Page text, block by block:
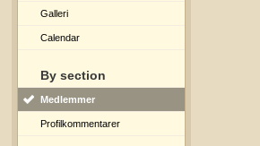
Galleri
Calendar
By section
Medlemmer
Profilkommentarer